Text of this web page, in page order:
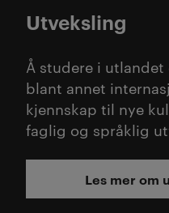
Utveksling
Å studere i utlandet
blant annet
kjennskap til nye
faglig og språklig
Les mer om